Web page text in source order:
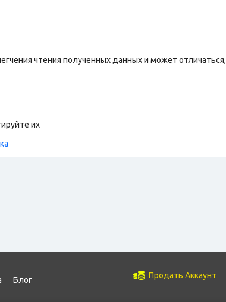
чтения полученных данных и может отличаться,
их
Блог Продать Аккаунт